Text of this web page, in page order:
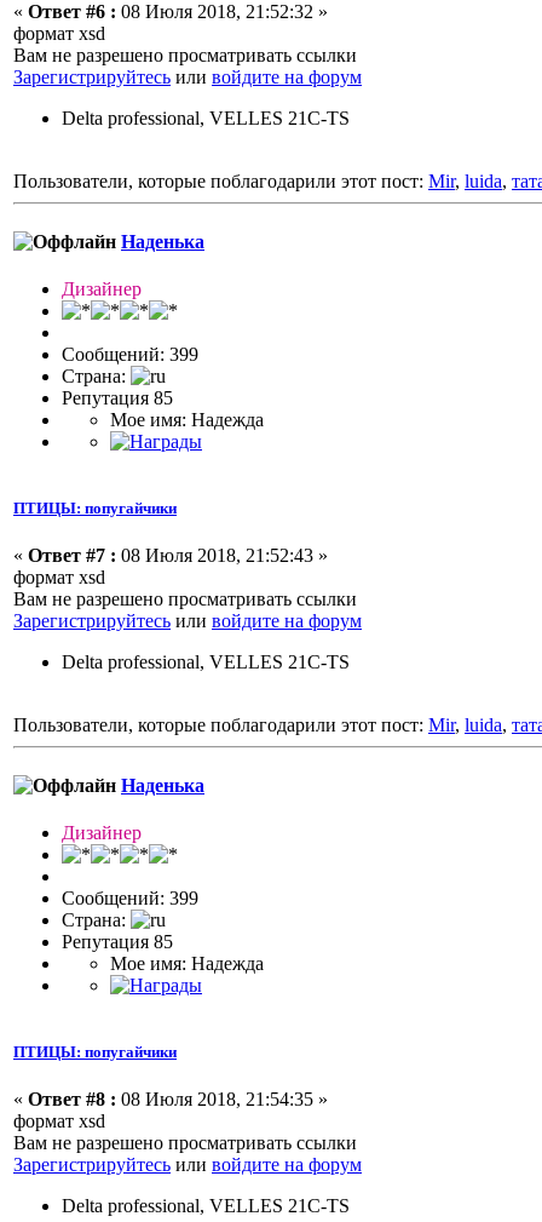
« Ответ #6 : 08 Июля 2018, 21:52:32 »
формат xsd
Вам не разрешено просматривать ссылки
Зарегистрируйтесь или войдите на форум
Delta professional, VELLES 21C-TS
Пользователи, которые поблагодарили этот пост: Mir, luida,
Наденька
Дизайнер
Сообщений: 399
Страна:
Репутация 85
Мое имя: Надежда
ПТИЦЫ: попугайчики
« Ответ #7 : 08 Июля 2018, 21:52:43 »
формат xsd
Вам не разрешено просматривать ссылки
Зарегистрируйтесь или войдите на форум
Delta professional, VELLES 21C-TS
Пользователи, которые поблагодарили этот пост: Mir, luida,
Наденька
Дизайнер
Сообщений: 399
Страна:
Репутация 85
Мое имя: Надежда
ПТИЦЫ: попугайчики
« Ответ #8 : 08 Июля 2018, 21:54:35 »
формат xsd
Вам не разрешено просматривать ссылки
Зарегистрируйтесь или войдите на форум
Delta professional, VELLES 21C-TS